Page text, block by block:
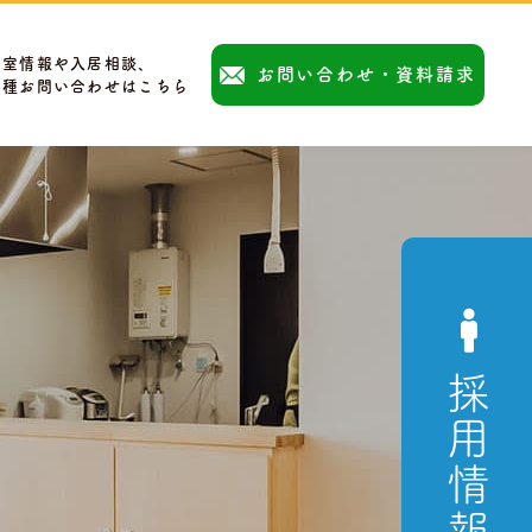
情報や入居相談、
お問い合わせはこちら
お問い合わせ・資料請求
採用情報